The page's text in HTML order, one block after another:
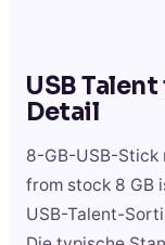
USB
Detail
8-GB-USB-Stick
from stock 8 GB
USB-Talent-